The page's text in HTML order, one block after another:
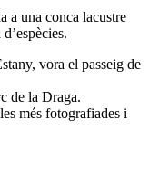
a una conca lacustre
vora el passeig de
de la Draga.
més fotografiades i